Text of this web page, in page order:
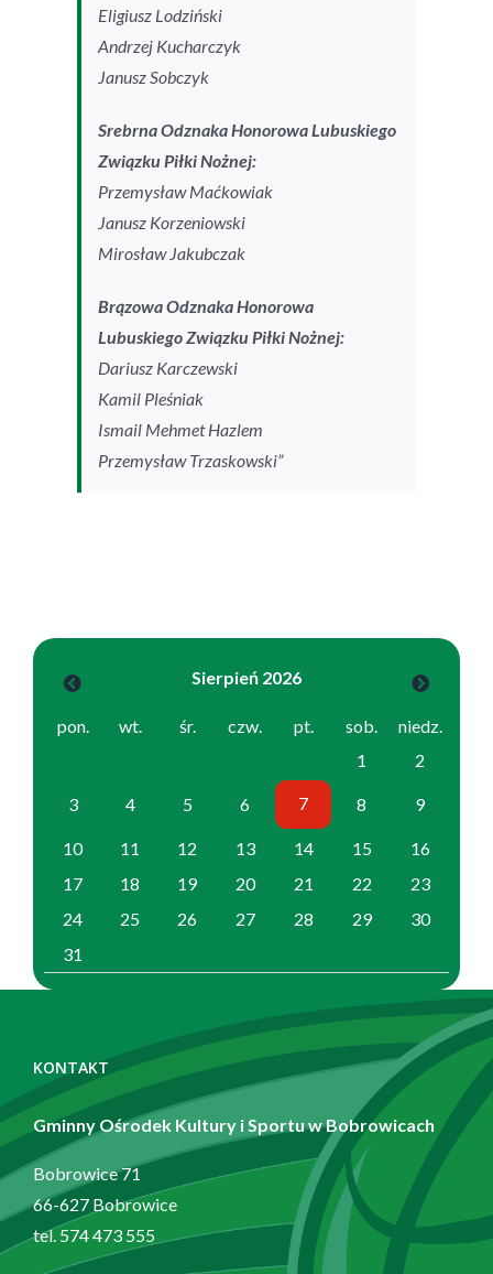
Eligiusz Lodziński
Andrzej Kucharczyk
Janusz Sobczyk
Srebrna Odznaka Honorowa Lubuskiego
Związku Piłki Nożnej:
Przemysław Maćkowiak
Janusz Korzeniowski
Mirosław Jakubczak
Brązowa Odznaka Honorowa
Lubuskiego Związku Piłki Nożnej:
Dariusz Karczewski
Kamil Pleśniak
Ismail Mehmet Hazlem
Przemysław Trzaskowski”
Sierpień 2026
pon. wt. śr. czw. pt. sob.
niedz.
1
2
3 4 5 6 7 8 9
10 11 12 13 14 15
16
17
18 19 20 21 22
23
24
25 26 27 28 29
30
31
również
KONTAKT
Gminny Ośrodek Kultury i Sportu w Bobrowicach
Bobrowice 71
66-627 Bobrowice
tel. 574 473 555